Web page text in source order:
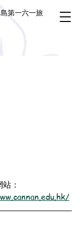
第一六一旅
：